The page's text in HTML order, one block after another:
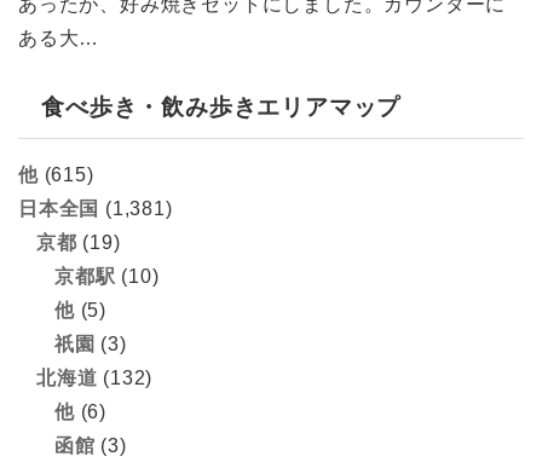
あったが、好み焼きセットにしました。カウンターに
ある大…
食べ歩き・飲み歩きエリアマップ
他(615)
日本全国 (1,381)
京都 (19)
京都駅 (10)
他(5)
祇園 (3)
北海道 (132)
他(6)
函館 (3)